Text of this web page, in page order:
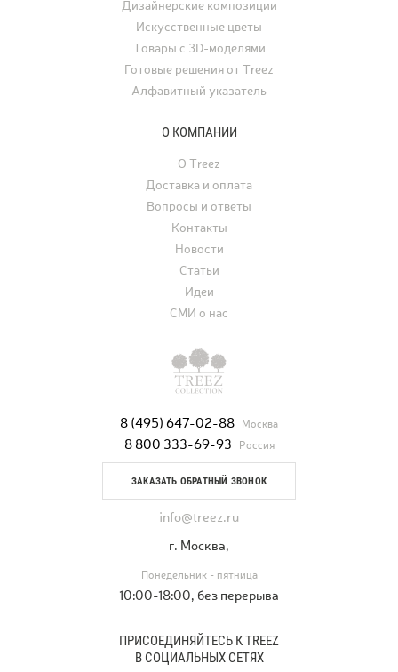
и других мероприятий.
8 (495) 647-02-88 Москва
8 800 333-69-93 Россия
ЗАКАЗАТЬ ОБРАТНЫЙ ЗВОНОК
info@treez.ru
г. Москва,
Понедельник - пятница
10:00-18:00, без перерыва
Дизайнерские композиции
Искусственные цветы
Товары с 3D-моделями
Готовые решения от Treez
Алфавитный указатель
О КОМПАНИИ
О Treez
Доставка и оплата
Вопросы и ответы
Контакты
Новости
Статьи
Идеи
СМИ о нас
ПРИСОЕДИНЯЙТЕСЬ К TREEZ
В СОЦИАЛЬНЫХ СЕТЯХ